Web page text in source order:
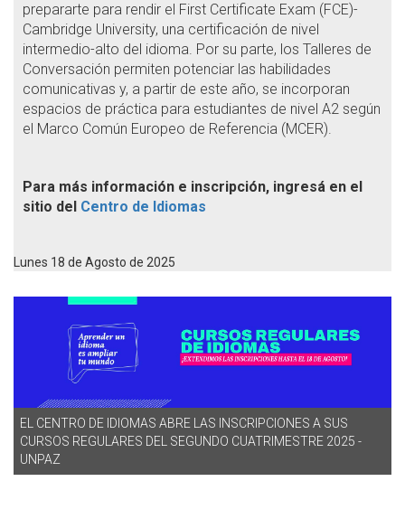
prepararte para rendir el First Certificate Exam (FCE)-
Cambridge University, una certificación de nivel
intermedio-alto del idioma. Por su parte, los Talleres de
Conversación permiten potenciar las habilidades
comunicativas y, a partir de este año, se incorporan
espacios de práctica para estudiantes de nivel A2 según
el Marco Común Europeo de Referencia (MCER).
Para más información e inscripción, ingresá en el
sitio del Centro de Idiomas
Lunes 18 de Agosto de 2025
EL CENTRO DE IDIOMAS ABRE LAS INSCRIPCIONES A SUS
CURSOS REGULARES DEL SEGUNDO CUATRIMESTRE 2025 -
UNPAZ